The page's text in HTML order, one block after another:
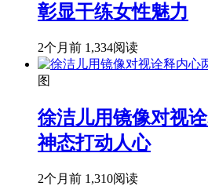
彰显干练女性魅力
2个月前 1,334阅读
图
徐洁儿用镜像对视
神态打动人心
2个月前 1,310阅读